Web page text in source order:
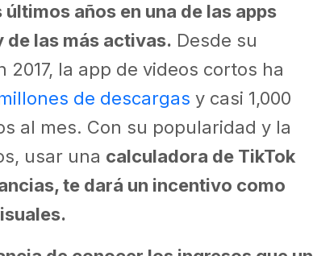
años en una de las apps
de las más activas. Desde su
la app de videos cortos ha
de descargas y casi 1,000
al mes. Con su popularidad y la
usar una calculadora de TikTok
te dará un incentivo como